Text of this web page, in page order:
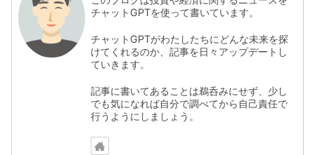
チャットGPTを使って書いています。
チャットGPTがわたしたちにどんな未来を探
けてくれるのか、記事を日々アップデートし
ていきます。
記事に書いてあることは鵜呑みにせず、少し
でも気になれば自分で調べてから自己責任で
行うようにしましょう。